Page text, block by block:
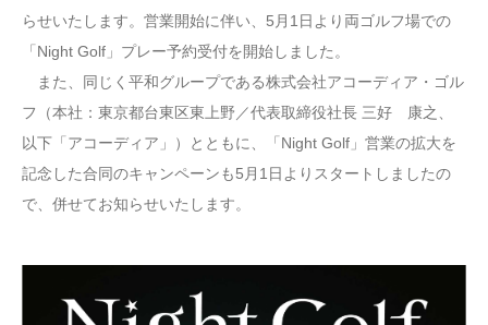
らせいたします。営業開始に伴い、5月1日より両ゴルフ場での
「Night Golf」プレー予約受付を開始しました。
また、同じく平和グループである株式会社アコーディア・ゴル
フ（本社：東京都台東区東上野／代表取締役社長 三好 康之、
以下「アコーディア」）とともに、「Night Golf」営業の拡大を
記念した合同のキャンペーンも5月1日よりスタートしましたの
で、併せてお知らせいたします。